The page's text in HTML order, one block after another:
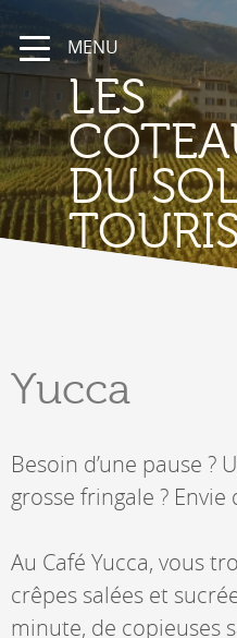
MENU
LES
DU
Yucca
Besoin d’une pause ?
grosse fringale ? Envie
Au Café Yucca, vous
crêpes salées et
minute, de copieuses